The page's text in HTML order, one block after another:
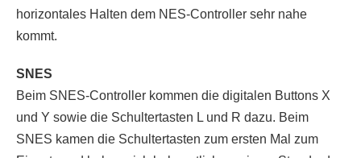
horizontales Halten dem NES-Controller sehr nahe
kommt.
SNES
Beim SNES-Controller kommen die digitalen Buttons X
und Y sowie die Schultertasten L und R dazu. Beim
SNES kamen die Schultertasten zum ersten Mal zum